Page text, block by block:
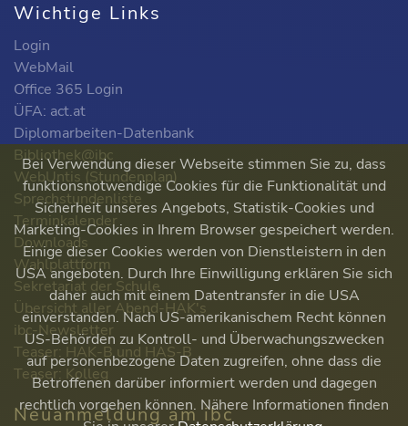
Wichtige Links
Login
WebMail
Office 365 Login
ÜFA: act.at
Diplomarbeiten-Datenbank
Bibliothek@ibc
WebUntis (Stundenplan)
Sprechstundenliste
Terminkalender
Downloads
Wahlplattform
Sekretariat der Schule
Übersicht aller Abend-HAK's
ibc-Newsletter
Teaser: HAK-B und HAS-B
Teaser: Kolleg
Neuanmeldung am ibc
Bei Verwendung dieser Webseite stimmen Sie zu, dass
funktionsnotwendige Cookies für die Funktionalität und
Sicherheit unseres Angebots, Statistik-Cookies und
Marketing-Cookies in Ihrem Browser gespeichert werden.
Einige dieser Cookies werden von Dienstleistern in den
USA angeboten. Durch Ihre Einwilligung erklären Sie sich
daher auch mit einem Datentransfer in die USA
einverstanden. Nach US-amerikanischem Recht können
US-Behörden zu Kontroll- und Überwachungszwecken
auf personenbezogene Daten zugreifen, ohne dass die
Betroffenen darüber informiert werden und dagegen
rechtlich vorgehen können. Nähere Informationen finden